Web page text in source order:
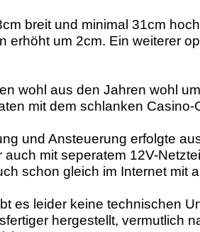
breit und minimal 31cm
erhöht um 2cm. Ein weiterer
wohl aus den Jahren wohl
mit dem schlanken Casino-
und Ansteuerung erfolgte
auch mit seperatem 12V-
schon gleich im Internet mit
es leider keine technischen
hergestellt, vermutlich